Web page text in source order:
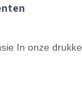
In onze drukke